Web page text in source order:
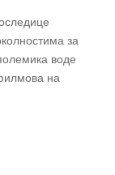
за
воде
на